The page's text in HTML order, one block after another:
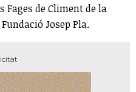
Fages de Climent de la
Josep Pla.